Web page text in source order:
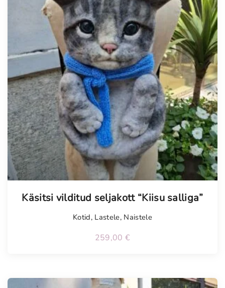
Käsitsi vilditud seljakott “Kiisu salliga”
Kotid, Lastele, Naistele
259,00 €